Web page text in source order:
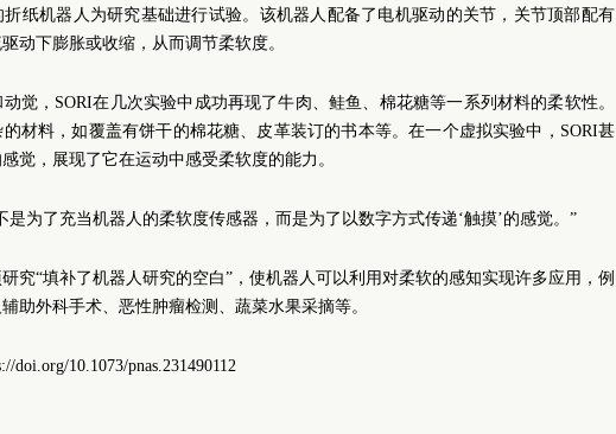
纸机器人为研究基础进行试验。该机器人配备了电机驱动的关节，关节顶部配有
动下膨胀或收缩，从而调节柔软度。
觉，SORI在几次实验中成功再现了牛肉、鲑鱼、棉花糖等一系列材料的柔软性。
材料，如覆盖有饼干的棉花糖、皮革装订的书本等。在一个虚拟实验中，SORI甚
觉，展现了它在运动中感受柔软度的能力。
是为了充当机器人的柔软度传感器，而是为了以数字方式传递‘触摸’的感觉。”
究“填补了机器人研究的空白”，使机器人可以利用对柔软的感知实现许多应用，例
助外科手术、恶性肿瘤检测、蔬菜水果采摘等。
doi.org/10.1073/pnas.231490112